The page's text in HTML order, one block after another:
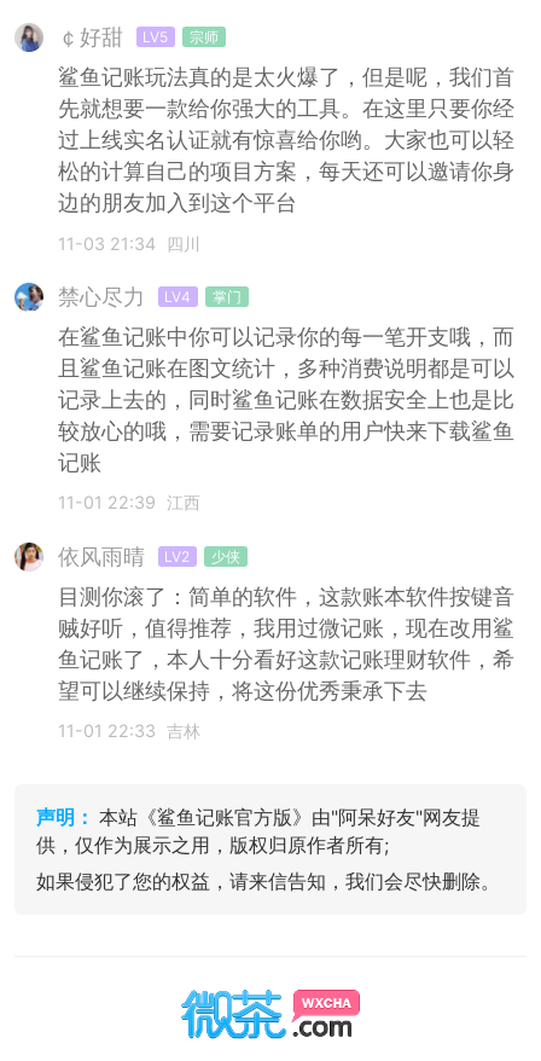
￠好甜 LV5 宗师
鲨鱼记账玩法真的是太火爆了，但是呢，我们首
先就想要一款给你强大的工具。在这里只要你经
过上线实名认证就有惊喜给你哟。大家也可以轻
松的计算自己的项目方案，每天还可以邀请你身
边的朋友加入到这个平台
11-03 21:34 四川
禁心尽力 LV4 掌门
在鲨鱼记账中你可以记录你的每一笔开支哦，而
且鲨鱼记账在图文统计，多种消费说明都是可以
记录上去的，同时鲨鱼记账在数据安全上也是比
较放心的哦，需要记录账单的用户快来下载鲨鱼
记账
11-01 22:39 江西
依风雨晴 LV2 少侠
目测你滚了：简单的软件，这款账本软件按键音
贼好听，值得推荐，我用过微记账，现在改用鲨
鱼记账了，本人十分看好这款记账理财软件，希
望可以继续保持，将这份优秀秉承下去
11-01 22:33 吉林
声明： 本站《鲨鱼记账官方版》由"阿呆好友"网友提
供，仅作为展示之用，版权归原作者所有;
如果侵犯了您的权益，请来信告知，我们会尽快删除。